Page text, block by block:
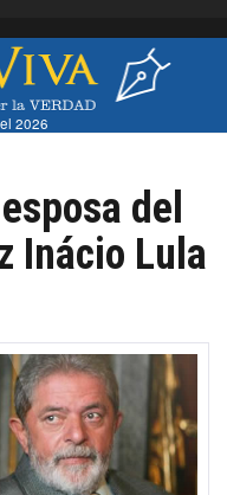
navigation
2026
del
Inácio Lula